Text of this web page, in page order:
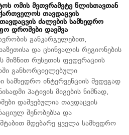
ომის მეთვრამეტე წლისთავთან
თავდაცვის
ძალების სამხედრო
დროშები დაეშვა
განკარგულებით,
და ცხინვალის რეგიონების
მიზნით რუსეთის ფედერაციის
განხორციელებული
სამხედრო ინტერვენციის შედეგად
პატივის მიგების ნიშნად,
დაშვებულია თავდაცვის
შენობებსა და
მდებარე ყველა სამხედრო